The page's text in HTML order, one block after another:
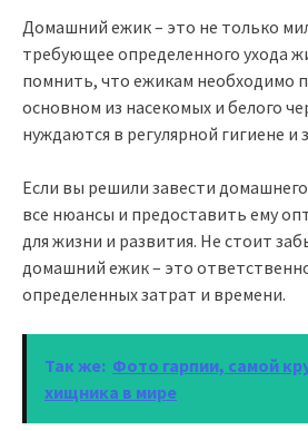
Домашний ежик – это не только
требующее определенного ухода
помнить, что ежикам необходимо
основном из насекомых и белого
нуждаются в регулярной гигиене и
Если вы решили завести
все нюансы и предоставить ему
для жизни и развития. Не стоит
домашний ежик – это
определенных затрат и времени.
Так же: Фото гарпии, самой
хищника в мире